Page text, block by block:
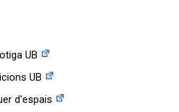
UB
UB
d'espais